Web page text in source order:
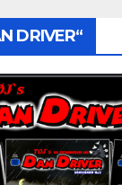
DRIVER“